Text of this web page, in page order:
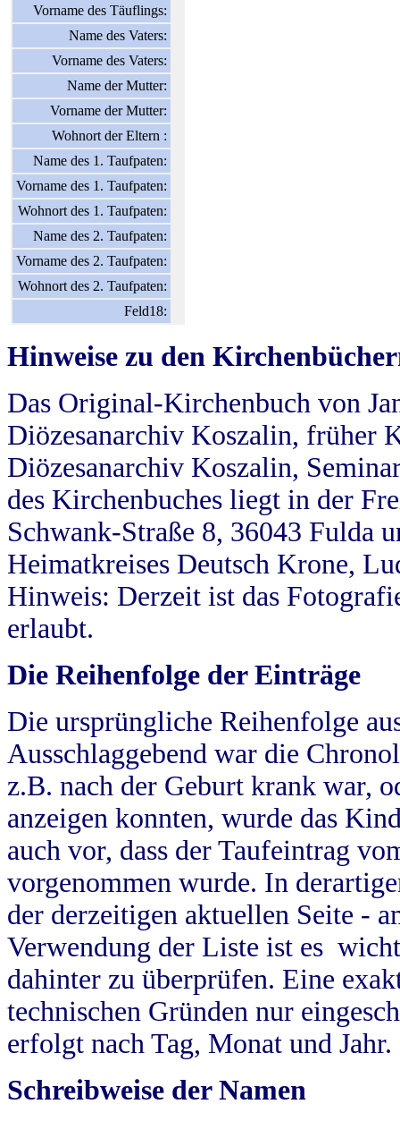
Vorname des Täuflings:
Name des Vaters:
Vorname des Vaters:
Name der Mutter:
Vorname der Mutter:
Wohnort der Eltern :
Name des 1. Taufpaten:
Vorname des 1. Taufpaten:
Wohnort des 1. Taufpaten:
Name des 2. Taufpaten:
Vorname des 2. Taufpaten:
Wohnort des 2. Taufpaten:
Feld18:
Hinweise zu den
Das Original-Kirchenbuch von
Diözesanarchiv Koszalin, früher
Diözesanarchiv Koszalin,
des Kirchenbuches liegt in der
Schwank-Straße 8, 36043 Fulda
Heimatkreises Deutsch Krone,
Hinweis: Derzeit ist das
erlaubt.
Die Reihenfolge der Einträge
Die ursprüngliche Reihenfolge
Ausschlaggebend war die
z.B. nach der Geburt krank war,
anzeigen konnten, wurde das
auch vor, dass der Taufeintrag
vorgenommen wurde. In
der derzeitigen aktuellen Seite -
Verwendung der Liste ist es
dahinter zu überprüfen. Eine
technischen Gründen nur
erfolgt nach Tag, Monat und Jahr.
Schreibweise der Namen